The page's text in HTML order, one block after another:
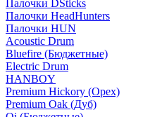
Палочки DSticks
Палочки HeadHunters
Палочки HUN
Acoustic Drum
Bluefire (Бюджетные)
Electric Drum
HANBOY
Premium Hickory (Орех)
Premium Oak (Дуб)